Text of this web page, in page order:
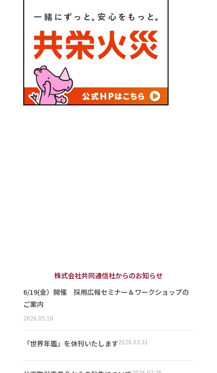
株式会社共同通信社からのお知らせ
6/19(金）開催 採用広報セミナー＆ワークショップの
ご案内
2026.05.10
「世界年鑑」を休刊いたします2026.03.31